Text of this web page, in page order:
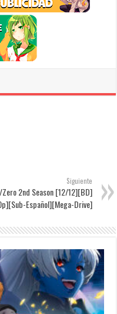
Siguiente
Zero 2nd Season [12/12][BD]
Español][Mega-Drive]